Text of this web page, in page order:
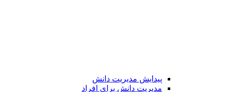
پیدایش مدیریت دانش
مدیریت دانش برای افراد